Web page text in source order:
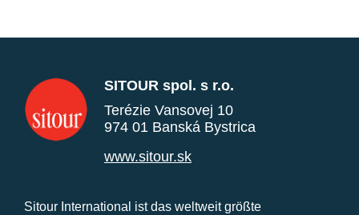
SITOUR spol. s r.o.
Terézie Vansovej 10
974 01 Banská Bystrica
www.sitour.sk
Sitour International ist das weltweit größte